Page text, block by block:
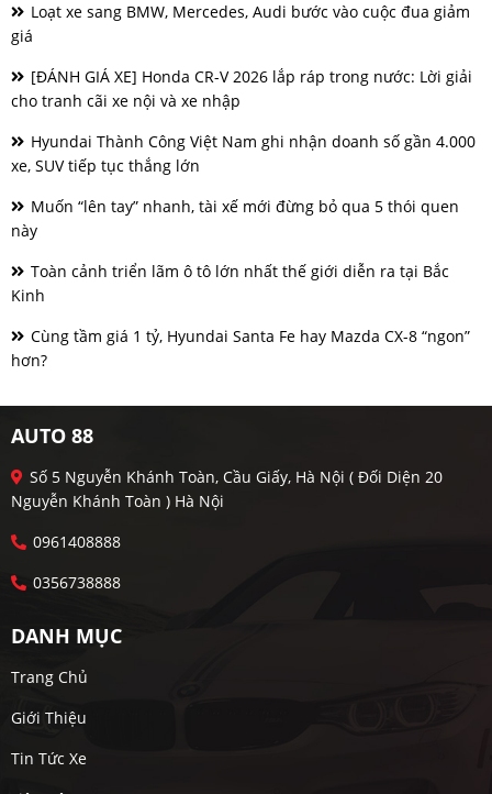
Loạt xe sang BMW, Mercedes, Audi bước vào cuộc đua giảm
giá
[ĐÁNH GIÁ XE] Honda CR-V 2026 lắp ráp trong nước: Lời giải
cho tranh cãi xe nội và xe nhập
Hyundai Thành Công Việt Nam ghi nhận doanh số gần 4.000
xe, SUV tiếp tục thắng lớn
Muốn “lên tay” nhanh, tài xế mới đừng bỏ qua 5 thói quen
này
Toàn cảnh triển lãm ô tô lớn nhất thế giới diễn ra tại Bắc
Kinh
Cùng tầm giá 1 tỷ, Hyundai Santa Fe hay Mazda CX-8 “ngon”
hơn?
AUTO 88
Số 5 Nguyễn Khánh Toàn, Cầu Giấy, Hà Nội ( Đối Diện 20
Nguyễn Khánh Toàn ) Hà Nội
0961408888
0356738888
DANH MỤC
Trang Chủ
Giới Thiệu
Tin Tức Xe